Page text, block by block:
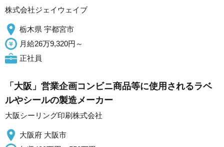
株式会社ジェイウェイブ
栃木県 宇都宮市
月給26万9,320円～
正社員
「大阪」営業企画コンビニ商品等に使用されるラベ
ルやシールの製造メーカー
大阪シーリング印刷株式会社
大阪府 大阪市